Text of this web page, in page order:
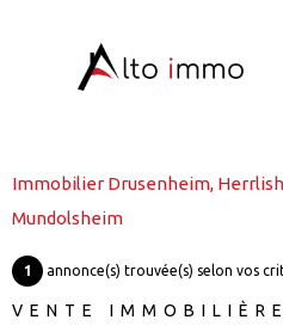
Immobilier Drusenheim,
Mundolsheim
1 annonce(s) trouvée(s) selon vos
VENTE